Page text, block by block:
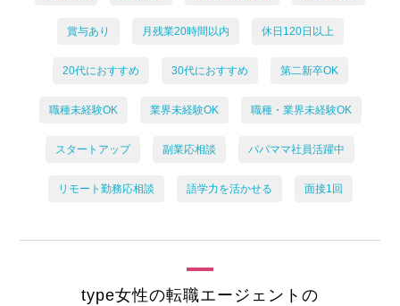
賞与あり 月残業20時間以内 休日120日以上
20代におすすめ 30代におすすめ 第二新卒OK
職種未経験OK 業界未経験OK 職種・業界未経験OK
スタートアップ 副業応相談 パパママ社員活躍中
リモート勤務応相談 語学力を活かせる 面接1回
type女性の転職エージェントの